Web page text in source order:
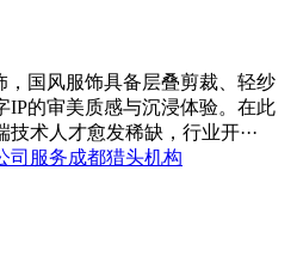
国风服饰具备层叠剪裁、轻纱
IP的审美质感与沉浸体验。在此
术人才愈发稀缺，行业开···
司服务成都猎头机构